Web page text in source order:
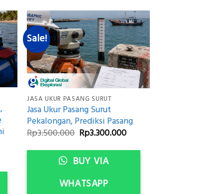
Sale!
JASA UKUR PASANG SURUT
Jasa Ukur Pasang Surut
Pekalongan, Prediksi Pasang
Rp3.500.000 Original
price
was:
Rp3.500.000.
Rp3.300.000Current
is:
BUY VIA
WHATSAPP